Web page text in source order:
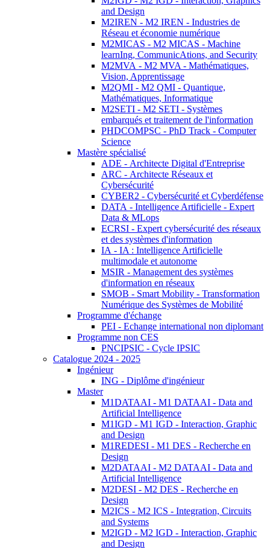
and Design
M2IREN - M2 IREN - Industries de
Réseau et économie numérique
M2MICAS - M2 MICAS - Machine
learnIng, CommunicAtions, and Security
M2MVA - M2 MVA - Mathématiques,
Vision, Apprentissage
M2QMI - M2 QMI - Quantique,
Mathématiques, Informatique
M2SETI - M2 SETI - Systèmes
embarqués et traitement de l'information
PHDCOMPSC - PhD Track - Computer
Science
Mastère spécialisé
ADE - Architecte Digital d'Entreprise
ARC - Architecte Réseaux et
Cybersécurité
CYBER2 - Cybersécurité et Cyberdéfense
DATA - Intelligence Artificielle - Expert
Data & MLops
ECRSI - Expert cybersécurité des réseaux
et des systèmes d'information
IA - IA : Intelligence Artificielle
multimodale et autonome
MSIR - Management des systèmes
d'information en réseaux
SMOB - Smart Mobility - Transformation
Numérique des Systèmes de Mobilité
Programme d'échange
PEI - Echange international non diplomant
Programme non CES
PNCIPSIC - Cycle IPSIC
Catalogue 2024 - 2025
Ingénieur
ING - Diplôme d'ingénieur
Master
M1DATAAI - M1 DATAAI - Data and
Artificial Intelligence
M1IGD - M1 IGD - Interaction, Graphic
and Design
M1REDESI - M1 DES - Recherche en
Design
M2DATAAI - M2 DATAAI - Data and
Artificial Intelligence
M2DESI - M2 DES - Recherche en
Design
M2ICS - M2 ICS - Integration, Circuits
and Systems
M2IGD - M2 IGD - Interaction, Graphic
and Design